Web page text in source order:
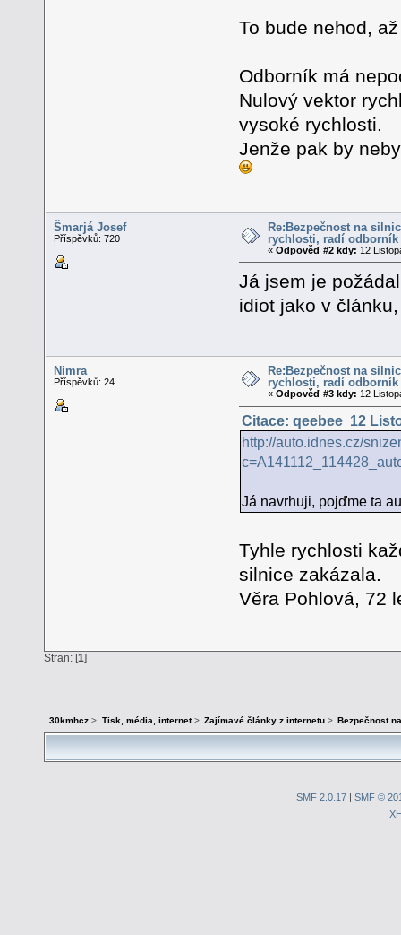
To bude nehod,
Odborník má
Nulový vektor
vysoké rychlosti.
Jenže pak by
Šmarjá Josef
Příspěvků: 720
Re:Bezpečnost na
rychlosti, radí odborník
«Odpověď #2 kdy: 12
Já jsem je
idiot jako v
Nimra
Příspěvků: 24
Re:Bezpečnost na
rychlosti, radí odborník
«Odpověď #3 kdy: 12
Citace: qeebee 12
http://auto.idnes.cz/
Já navrhuji, pojďme ta
Tyhle rychlosti
silnice zakázala.
Věra Pohlová, 72
Stran: [1]
30kmhcz > Tisk, média, internet> Zajímavé články z internetu> Bezpečnost
SMF 2.0.17| SMF ©